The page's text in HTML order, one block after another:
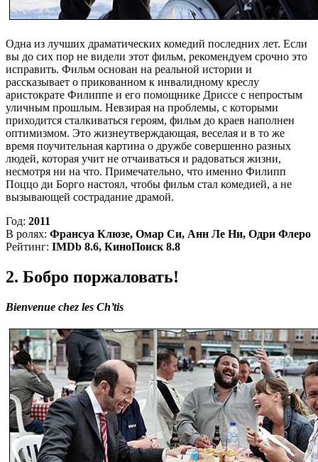
Одна из лучших драматических комедий последних лет. Если
вы до сих пор не видели этот фильм, рекомендуем срочно это
исправить. Фильм основан на реальной истории и
рассказывает о прикованном к инвалидному креслу
аристократе Филиппе и его помощнике Дриссе с непростым
уличным прошлым. Невзирая на проблемы, с которыми
приходится сталкиваться героям, фильм до краев наполнен
оптимизмом. Это жизнеутверждающая, веселая и в то же
время поучительная картина о дружбе совершенно разных
людей, которая учит не отчаиваться и радоваться жизни,
несмотря ни на что. Примечательно, что именно Филипп
Поццо ди Борго настоял, чтобы фильм стал комедией, а не
вызывающей сострадание драмой.
Год: 2011
В ролях: Франсуа Клюзе, Омар Си, Анн Ле Ни, Одри Флеро
Рейтинг: IMDb 8.6, КиноПоиск 8.8
2. Бобро поржаловать!
Bienvenue chez les Ch’tis